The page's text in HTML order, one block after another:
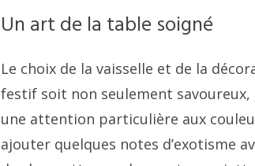
Un art de la table soigné
Le choix de la vaisselle et de la
festif soit non seulement
une attention particulière aux
ajouter quelques notes d’exotisme